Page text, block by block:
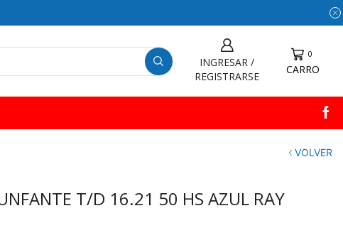
INGRESAR /
REGISTRARSE
0
CARRO
VOLVER
T/D 16.21 50 HS AZUL RAY